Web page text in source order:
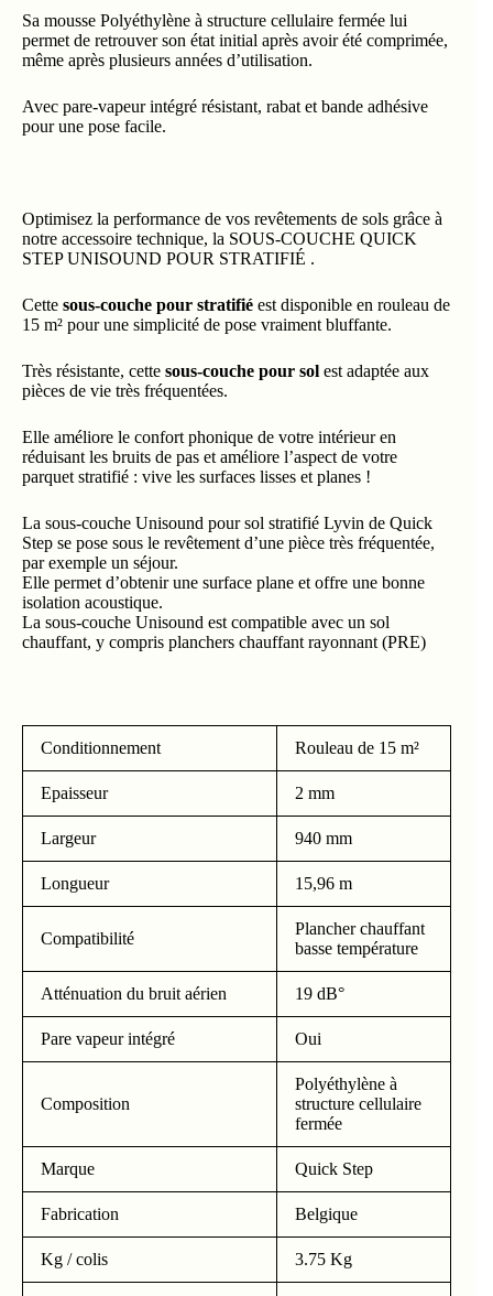
Sa mousse Polyéthylène à structure cellulaire fermée lui
permet de retrouver son état initial après avoir été comprimée,
même après plusieurs années d’utilisation.
Avec pare-vapeur intégré résistant, rabat et bande adhésive
pour une pose facile.
Optimisez la performance de vos revêtements de sols grâce à
notre accessoire technique, la SOUS-COUCHE QUICK
STEP UNISOUND POUR STRATIFIÉ .
Cette sous-couche pour stratifié est disponible en rouleau de
15 m² pour une simplicité de pose vraiment bluffante.
Très résistante, cette sous-couche pour sol est adaptée aux
pièces de vie très fréquentées.
Elle améliore le confort phonique de votre intérieur en
réduisant les bruits de pas et améliore l’aspect de votre
parquet stratifié : vive les surfaces lisses et planes !
La sous-couche Unisound pour sol stratifié Lyvin de Quick
Step se pose sous le revêtement d’une pièce très fréquentée,
par exemple un séjour.
Elle permet d’obtenir une surface plane et offre une bonne
isolation acoustique.
La sous-couche Unisound est compatible avec un sol
chauffant, y compris planchers chauffant rayonnant (PRE)
Conditionnement Rouleau de 15 m²
Epaisseur 2 mm
Largeur 940 mm
Longueur 15,96 m
Compatibilité
Plancher chauffant
basse température
Atténuation du bruit aérien 19 dB°
Pare vapeur intégré Oui
Composition
Polyéthylène à
structure cellulaire
fermée
Marque Quick Step
Fabrication Belgique
Kg / colis 3.75 Kg